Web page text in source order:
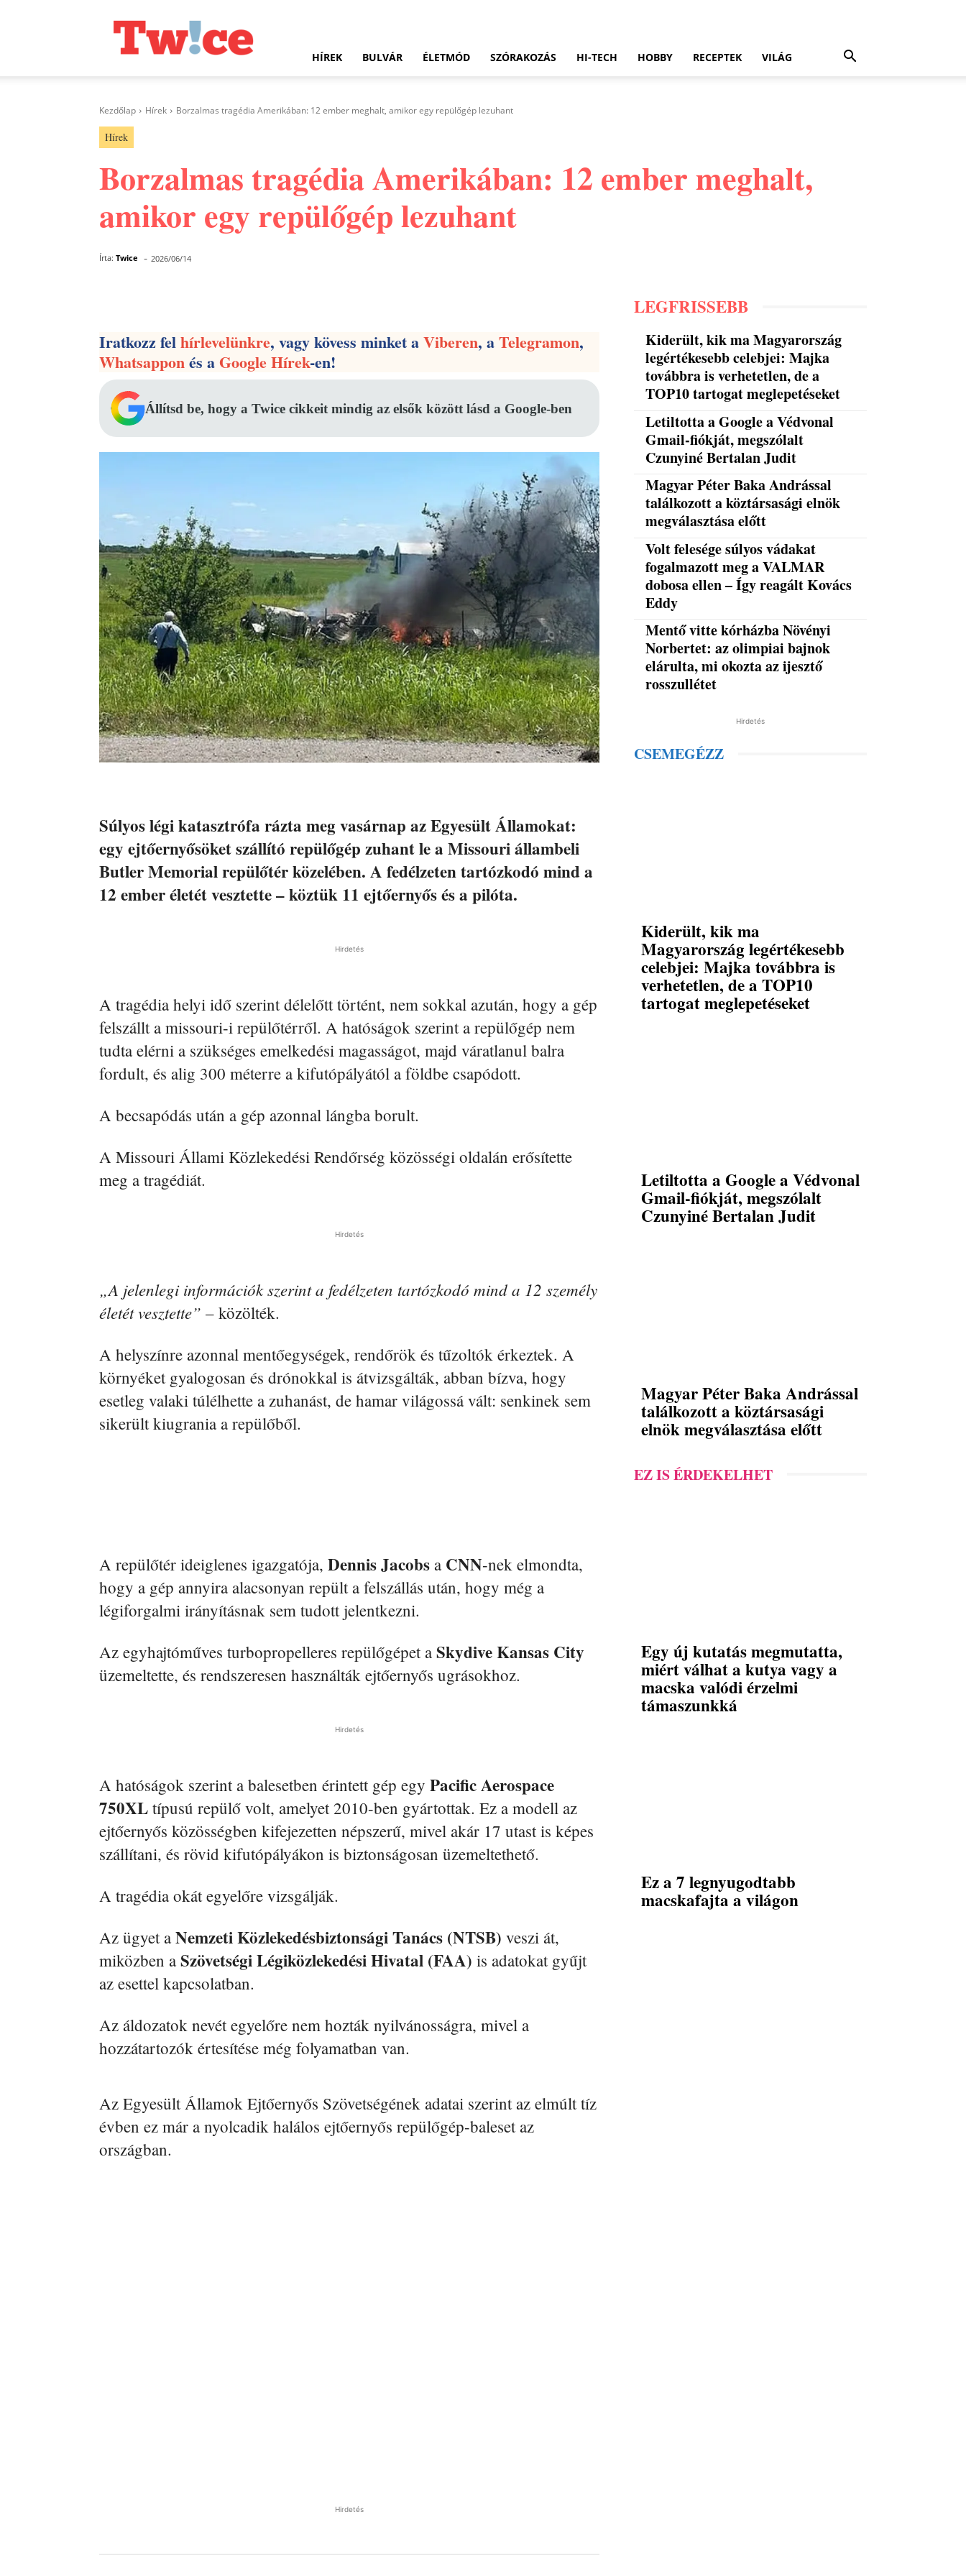
HÍREK BULVÁR ÉLETMÓD SZÓRAKOZÁS HI-TECH HOBBY RECEPTEK VILÁG
Kezdőlap Hírek Borzalmas tragédia Amerikában: 12 ember meghalt, amikor egy repülőgép lezuhant
Hírek
Borzalmas tragédia Amerikában: 12 ember meghalt,
amikor egy repülőgép lezuhant
Írta: Twice - 2026/06/14
Iratkozz felhírlevelünkre, vagy kövess minket aViberen, aTelegramon,
Whatsapponés aGoogle Hírek-en!
Állítsd be, hogy a Twice cikkeit mindig az elsők között lásd a Google-ben
Súlyos légi katasztrófa rázta meg vasárnap az Egyesült Államokat:
egy ejtőernyősöket szállító repülőgép zuhant le a Missouri állambeli
Butler Memorial repülőtér közelében. A fedélzeten tartózkodó mind a
12 ember életét vesztette – köztük 11 ejtőernyős és a pilóta.
Hirdetés
A tragédia helyi idő szerint délelőtt történt, nem sokkal azután, hogy a gép
felszállt a missouri-i repülőtérről. A hatóságok szerint a repülőgép nem
tudta elérni a szükséges emelkedési magasságot, majd váratlanul balra
fordult, és alig 300 méterre a kifutópályától a földbe csapódott.
A becsapódás után a gép azonnal lángba borult.
A Missouri Állami Közlekedési Rendőrség közösségi oldalán erősítette
meg a tragédiát.
Hirdetés
„A jelenlegi információk szerint a fedélzeten tartózkodó mind a 12 személy
életét vesztette” – közölték.
A helyszínre azonnal mentőegységek, rendőrök és tűzoltók érkeztek. A
környéket gyalogosan és drónokkal is átvizsgálták, abban bízva, hogy
esetleg valaki túlélhette a zuhanást, de hamar világossá vált: senkinek sem
sikerült kiugrania a repülőből.
A repülőtér ideiglenes igazgatója, Dennis Jacobs a CNN-nek elmondta,
hogy a gép annyira alacsonyan repült a felszállás után, hogy még a
légiforgalmi irányításnak sem tudott jelentkezni.
Az egyhajtóműves turbopropelleres repülőgépet a Skydive Kansas City
üzemeltette, és rendszeresen használták ejtőernyős ugrásokhoz.
Hirdetés
A hatóságok szerint a balesetben érintett gép egy Pacific Aerospace
750XL típusú repülő volt, amelyet 2010-ben gyártottak. Ez a modell az
ejtőernyős közösségben kifejezetten népszerű, mivel akár 17 utast is képes
szállítani, és rövid kifutópályákon is biztonságosan üzemeltethető.
A tragédia okát egyelőre vizsgálják.
Az ügyet a Nemzeti Közlekedésbiztonsági Tanács (NTSB) veszi át,
miközben a Szövetségi Légiközlekedési Hivatal (FAA) is adatokat gyűjt
az esettel kapcsolatban.
Az áldozatok nevét egyelőre nem hozták nyilvánosságra, mivel a
hozzátartozók értesítése még folyamatban van.
Az Egyesült Államok Ejtőernyős Szövetségének adatai szerint az elmúlt tíz
évben ez már a nyolcadik halálos ejtőernyős repülőgép-baleset az
országban.
Hirdetés
LEGFRISSEBB
Kiderült, kik ma Magyarország
legértékesebb celebjei: Majka
továbbra is verhetetlen, de a
TOP10 tartogat meglepetéseket
Letiltotta a Google a Védvonal
Gmail-fiókját, megszólalt
Czunyiné Bertalan Judit
Magyar Péter Baka Andrással
találkozott a köztársasági elnök
megválasztása előtt
Volt felesége súlyos vádakat
fogalmazott meg a VALMAR
dobosa ellen – Így reagált Kovács
Eddy
Mentő vitte kórházba Növényi
Norbertet: az olimpiai bajnok
elárulta, mi okozta az ijesztő
rosszullétet
Hirdetés
CSEMEGÉZZ
Kiderült, kik ma
Magyarország legértékesebb
celebjei: Majka továbbra is
verhetetlen, de a TOP10
tartogat meglepetéseket
Letiltotta a Google a Védvonal
Gmail-fiókját, megszólalt
Czunyiné Bertalan Judit
Magyar Péter Baka Andrással
találkozott a köztársasági
elnök megválasztása előtt
EZ IS ÉRDEKELHET
Egy új kutatás megmutatta,
miért válhat a kutya vagy a
macska valódi érzelmi
támaszunkká
Ez a 7 legnyugodtabb
macskafajta a világon